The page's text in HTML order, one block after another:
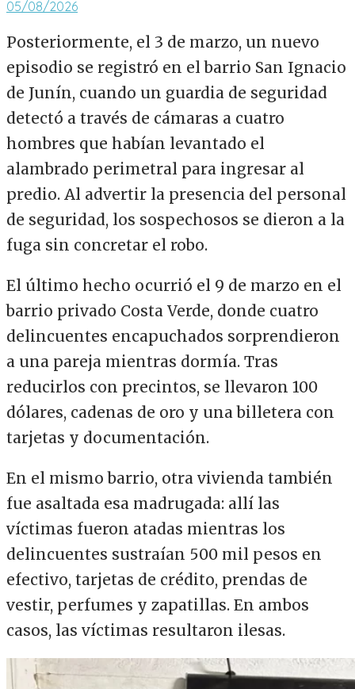
05/08/2026
Posteriormente, el 3 de marzo, un nuevo
episodio se registró en el barrio San Ignacio
de Junín, cuando un guardia de seguridad
detectó a través de cámaras a cuatro
hombres que habían levantado el
alambrado perimetral para ingresar al
predio. Al advertir la presencia del personal
de seguridad, los sospechosos se dieron a la
fuga sin concretar el robo.
El último hecho ocurrió el 9 de marzo en el
barrio privado Costa Verde, donde cuatro
delincuentes encapuchados sorprendieron
a una pareja mientras dormía. Tras
reducirlos con precintos, se llevaron 100
dólares, cadenas de oro y una billetera con
tarjetas y documentación.
En el mismo barrio, otra vivienda también
fue asaltada esa madrugada: allí las
víctimas fueron atadas mientras los
delincuentes sustraían 500 mil pesos en
efectivo, tarjetas de crédito, prendas de
vestir, perfumes y zapatillas. En ambos
casos, las víctimas resultaron ilesas.